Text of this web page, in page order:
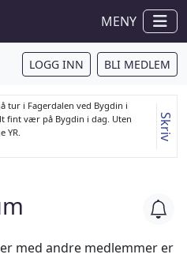
MENY
LOGG INN BLI MEDLEM
tur i Fagerdalen ved Bygdin i
fint vær på Bygdin i dag. Uten
YR.
Skriv
med andre medlemmer er